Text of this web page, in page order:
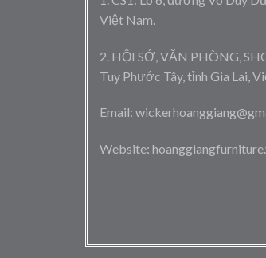
Việt Nam.
2. HỘI SỞ, VĂN PHÒNG,
Tuy Phước Tây, tỉnh Gia Lai,
Email:
Website: